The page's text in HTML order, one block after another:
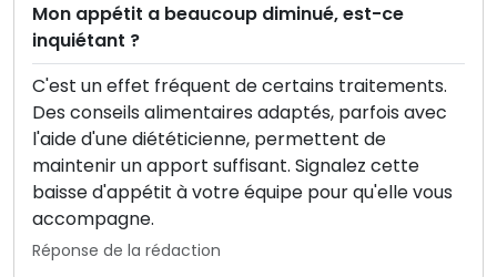
Mon appétit a beaucoup diminué, est-ce
inquiétant ?
C'est un effet fréquent de certains traitements.
Des conseils alimentaires adaptés, parfois avec
l'aide d'une diététicienne, permettent de
maintenir un apport suffisant. Signalez cette
baisse d'appétit à votre équipe pour qu'elle vous
accompagne.
Réponse de la rédaction